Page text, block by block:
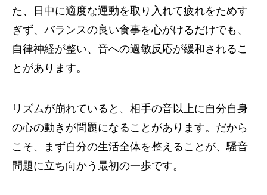
た、日中に適度な運動を取り入れて疲れをためす
ぎず、バランスの良い食事を心がけるだけでも、
自律神経が整い、音への過敏反応が緩和されるこ
とがあります。
リズムが崩れていると、相手の音以上に自分自身
の心の動きが問題になることがあります。だから
こそ、まず自分の生活全体を整えることが、騒音
問題に立ち向かう最初の一歩です。